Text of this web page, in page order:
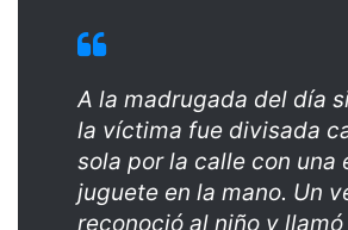
A la madrugada del día
la víctima fue divisada
sola por la calle con una
juguete en la mano. Un
reconoció al niño y llamó